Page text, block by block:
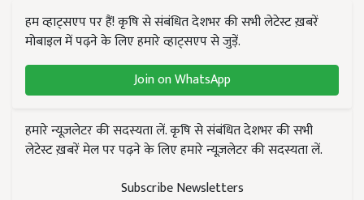
हम व्हाट्सएप पर हैं! कृषि से संबंधित देशभर की सभी लेटेस्ट ख़बरें
मोबाइल में पढ़ने के लिए हमारे व्हाट्सएप से जुड़ें.
Join on WhatsApp
हमारे न्यूज़लेटर की सदस्यता लें. कृषि से संबंधित देशभर की सभी
लेटेस्ट ख़बरें मेल पर पढ़ने के लिए हमारे न्यूज़लेटर की सदस्यता लें.
Subscribe Newsletters